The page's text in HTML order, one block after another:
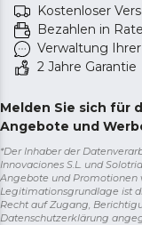
Kostenloser
Bezahlen in
Verwaltung
2 Jahre Garantie
Melden Sie sich für
Angebote und
*Der Inhaber der
Innovaciones S.L. und
Angebote und Promotionen
Legitimationsgrundlage ist
Recht auf Zugang,
Datenschutzerklärung